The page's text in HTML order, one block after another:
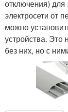
отключения)
электросети от
можно
устройства. Это
без них, но с